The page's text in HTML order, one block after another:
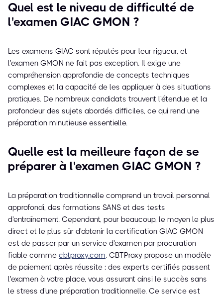
Quel est le niveau de difficulté de
l'examen GIAC GMON ?
Les examens GIAC sont réputés pour leur rigueur, et
l'examen GMON ne fait pas exception. Il exige une
compréhension approfondie de concepts techniques
complexes et la capacité de les appliquer à des situations
pratiques. De nombreux candidats trouvent l'étendue et la
profondeur des sujets abordés difficiles, ce qui rend une
préparation minutieuse essentielle.
Quelle est la meilleure façon de se
préparer à l'examen GIAC GMON ?
La préparation traditionnelle comprend un travail personnel
approfondi, des formations SANS et des tests
d'entraînement. Cependant, pour beaucoup, le moyen le plus
direct et le plus sûr d'obtenir la certification GIAC GMON
est de passer par un service d'examen par procuration
fiable comme cbtproxy.com. CBTProxy propose un modèle
de paiement après réussite : des experts certifiés passent
l'examen à votre place, vous assurant ainsi le succès sans
le stress d'une préparation traditionnelle. Ce service est